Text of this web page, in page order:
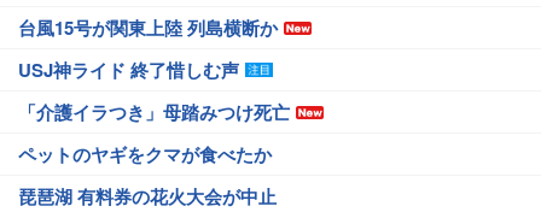
台風15号が関東上陸 列島横断か
USJ神ライド 終了惜しむ声
「介護イラつき」母踏みつけ死亡
ペットのヤギをクマが食べたか
琵琶湖 有料券の花火大会が中止